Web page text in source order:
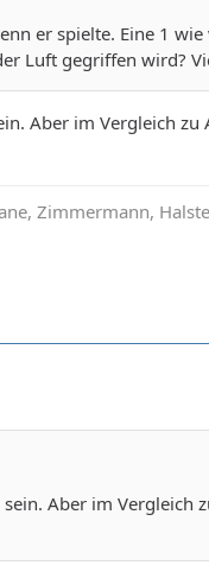
er spielte. Eine 1
Luft gegriffen wird?
Aber im Vergleich
Zimmermann,
Aber im Vergleich